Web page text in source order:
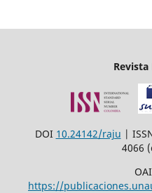
Revista
DOI 10.24142/raju |
4066
https://